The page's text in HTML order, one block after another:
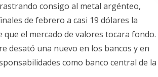
consigo al metal argénteo,
de febrero a casi 19 dólares la
el mercado de valores tocara fondo.
desató una nuevo en los bancos y en
como banco central de la